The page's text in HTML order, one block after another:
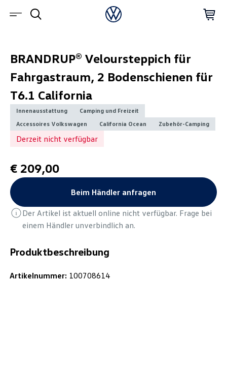
Produktbeschreibung
Artikelnummer: 100708614
BRANDRUP® Veloursteppich für
Fahrgastraum, 2 Bodenschienen für
T6.1 California
Innenausstattung
Camping und Freizeit
Accessoires Volkswagen
California Ocean Zubehör-Camping
Derzeit nicht verfügbar
€ 209,00
Beim Händler anfragen
Der Artikel ist aktuell online nicht verfügbar. Frage bei
einem Händler unverbindlich an.